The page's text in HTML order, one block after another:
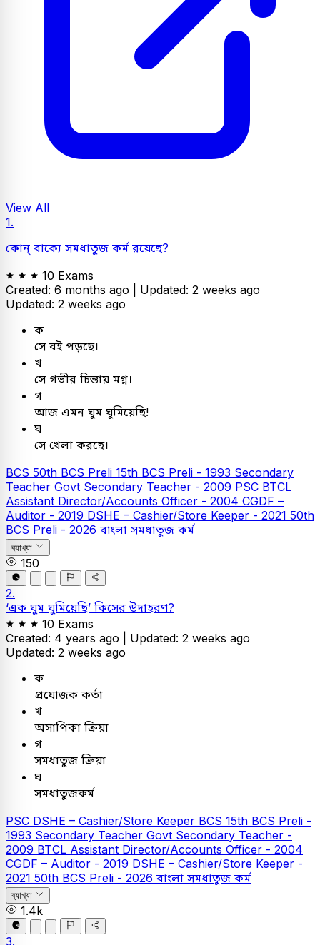
View All
1.
কোন্ বাক্যে সমধাতুজ কর্ম রয়েছে?
10 Exams
Created: 6 months ago | Updated: 2 weeks ago
Updated: 2 weeks ago
ক
সে বই পড়ছে।
খ
সে গভীর চিন্তায় মগ্ন।
গ
আজ এমন ঘুম ঘুমিয়েছি!
ঘ
সে খেলা করছে।
BCS 50th BCS Preli 15th BCS Preli - 1993 Secondary
Teacher Govt Secondary Teacher - 2009 PSC BTCL
Assistant Director/Accounts Officer - 2004 CGDF –
Auditor - 2019 DSHE – Cashier/Store Keeper - 2021 50th
BCS Preli - 2026 বাংলা সমধাতুজ কর্ম
ব্যাখ্যা
150
2.
‘এক ঘুম ঘুমিয়েছি’ কিসের উদাহরণ?
10 Exams
Created: 4 years ago | Updated: 2 weeks ago
Updated: 2 weeks ago
ক
প্রযোজক কর্তা
খ
অসাপিকা ক্রিয়া
গ
সমধাতুজ ক্রিয়া
ঘ
সমধাতুজকর্ম
PSC DSHE – Cashier/Store Keeper BCS 15th BCS Preli -
1993 Secondary Teacher Govt Secondary Teacher -
2009 BTCL Assistant Director/Accounts Officer - 2004
CGDF – Auditor - 2019 DSHE – Cashier/Store Keeper -
2021 50th BCS Preli - 2026 বাংলা সমধাতুজ কর্ম
ব্যাখ্যা
1.4k
3.